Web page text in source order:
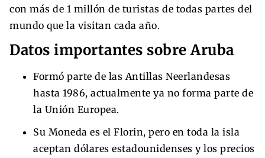
con más de 1 millón de turistas de todas partes del
mundo que la visitan cada año.
Datos importantes sobre Aruba
Formó parte de las Antillas Neerlandesas
hasta 1986, actualmente ya no forma parte de
la Unión Europea.
Su Moneda es el Florin, pero en toda la isla
aceptan dólares estadounidenses y los precios